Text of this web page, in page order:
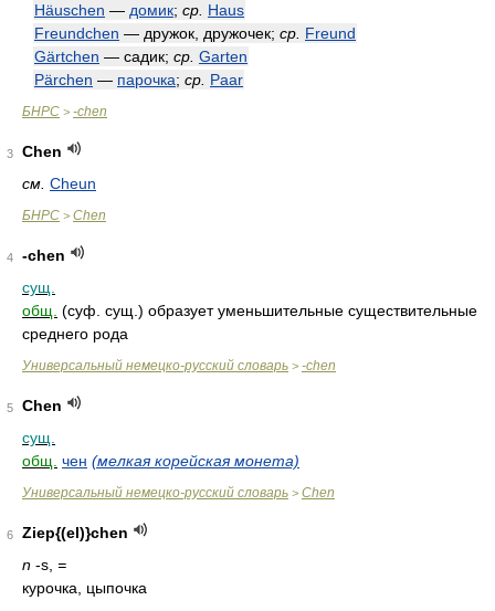
Häuschen — домик; ср. Haus
Freundchen — дружок, дружочек; ср. Freund
Gärtchen — садик; ср. Garten
Pärchen — парочка; ср. Paar
БНРС > -chen
3
Chen
см. Cheun
БНРС > Chen
4
-chen
сущ.
общ. (суф. сущ.) образует уменьшительные существительные
среднего рода
Универсальный немецко-русский словарь > -chen
5
Chen
сущ.
общ. чен (мелкая корейская монета)
Универсальный немецко-русский словарь > Chen
6
Ziep{(el)}chen
n -s, =
курочка, цыпочка